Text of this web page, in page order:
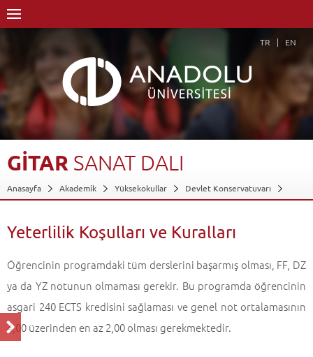
TR EN
GİTAR SANAT DALI
Anasayfa Akademik Yüksekokullar
Devlet Konservatuvarı
Yeterlilik Koşulları ve Kuralları
Yeterlilik Koşulları ve Kuralları
Öğrencinin programdaki tüm derslerini başarmış olması, FF, DZ
ya da YZ notunun olmaması gerekir. Bu programda öğrencinin
asgari 240 ECTS kredisini sağlaması ve genel not ortalamasının
4,00 üzerinden en az 2,00 olması gerekmektedir.